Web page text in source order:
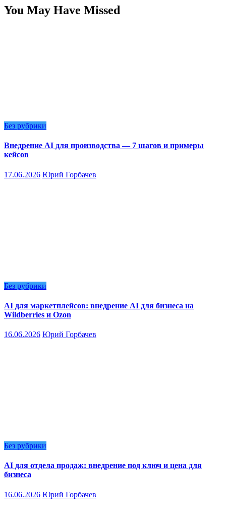
You May Have Missed
Без рубрики
Внедрение AI для производства — 7 шагов и примеры
кейсов
17.06.2026 Юрий Горбачев
Без рубрики
AI для маркетплейсов: внедрение AI для бизнеса на
Wildberries и Ozon
16.06.2026 Юрий Горбачев
Без рубрики
AI для отдела продаж: внедрение под ключ и цена для
бизнеса
16.06.2026 Юрий Горбачев